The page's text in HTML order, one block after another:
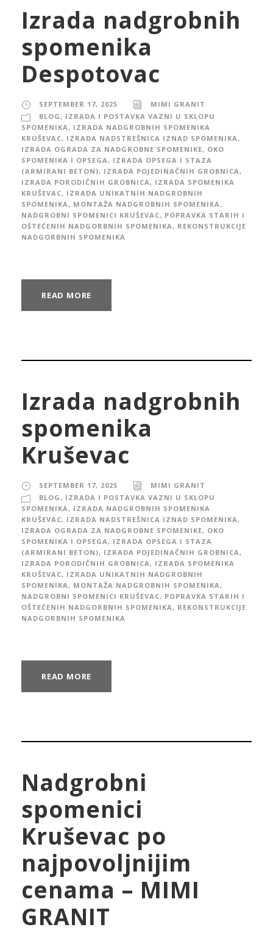
Izrada nadgrobnih
spomenika
Despotovac
SEPTEMBER 17, 2025
MIMI GRANIT
BLOG , IZRADA I POSTAVKA VAZNI U SKLOPU
SPOMENIKA , IZRADA NADGROBNIH SPOMENIKA
KRUŠEVAC, IZRADA NADSTREŠNICA IZNAD SPOMENIKA ,
IZRADA OGRADA ZA NADGROBNE SPOMENIKE, OKO
SPOMENIKA I OPSEGA , IZRADA OPSEGA I STAZA
(ARMIRANI BETON), IZRADA POJEDINAČNIH GROBNICA ,
IZRADA PORODIČNIH GROBNICA , IZRADA SPOMENIKA
KRUŠEVAC, IZRADA UNIKATNIH NADGROBNIH
SPOMENIKA , MONTAŽA NADGROBNIH SPOMENIKA ,
NADGROBNI SPOMENICI KRUŠEVAC, POPRAVKA STARIH I
OŠTEĆENIH NADGORBNIH SPOMENIKA , REKONSTRUKCIJE
NADGORBNIH SPOMENIKA
READ MORE
Izrada nadgrobnih
spomenika
Kruševac
SEPTEMBER 17, 2025
MIMI GRANIT
BLOG , IZRADA I POSTAVKA VAZNI U SKLOPU
SPOMENIKA , IZRADA NADGROBNIH SPOMENIKA
KRUŠEVAC, IZRADA NADSTREŠNICA IZNAD SPOMENIKA ,
IZRADA OGRADA ZA NADGROBNE SPOMENIKE, OKO
SPOMENIKA I OPSEGA , IZRADA OPSEGA I STAZA
(ARMIRANI BETON), IZRADA POJEDINAČNIH GROBNICA ,
IZRADA PORODIČNIH GROBNICA , IZRADA SPOMENIKA
KRUŠEVAC, IZRADA UNIKATNIH NADGROBNIH
SPOMENIKA , MONTAŽA NADGROBNIH SPOMENIKA ,
NADGROBNI SPOMENICI KRUŠEVAC, POPRAVKA STARIH I
OŠTEĆENIH NADGORBNIH SPOMENIKA , REKONSTRUKCIJE
NADGORBNIH SPOMENIKA
READ MORE
Nadgrobni
spomenici
Kruševac po
najpovoljnijim
cenama – MIMI
GRANIT